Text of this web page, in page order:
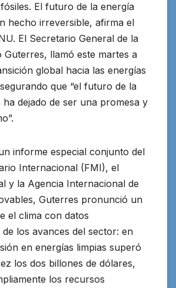
El futuro de la energía
hecho irreversible, afirma el
El Secretario General de la
Guterres, llamó este martes a
global hacia las energías
que “el futuro de la
ha dejado de ser una promesa y
informe especial conjunto del
Internacional (FMI), el
y la Agencia Internacional de
Guterres pronunció un
el clima con datos
los avances del sector: en
en energías limpias superó
los dos billones de dólares,
los recursos